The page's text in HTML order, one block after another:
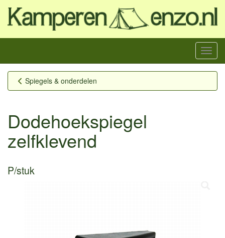
Menu
Spiegels & onderdelen
Dodehoekspiegel
zelfklevend
P/stuk